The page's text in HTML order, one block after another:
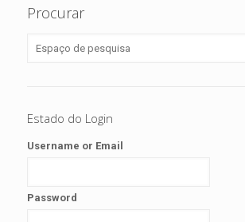
Procurar
Estado do Login
Username or Email
Password